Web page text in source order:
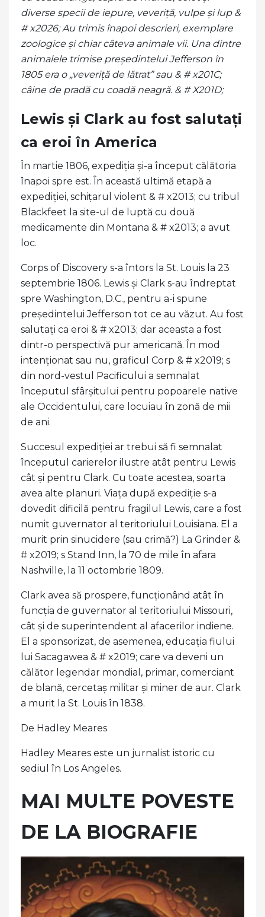
diverse specii de iepure, veveriță, vulpe și lup &
# x2026; Au trimis înapoi descrieri, exemplare
zoologice și chiar câteva animale vii. Una dintre
animalele trimise președintelui Jefferson în
1805 era o „veveriță de lătrat” sau & # x201C;
câine de pradă cu coadă neagră. & # X201D;
Lewis și Clark au fost salutați
ca eroi în America
În martie 1806, expediția și-a început călătoria
înapoi spre est. În această ultimă etapă a
expediției, schițarul violent & # x2013; cu tribul
Blackfeet la site-ul de luptă cu două
medicamente din Montana & # x2013; a avut
loc.
Corps of Discovery s-a întors la St. Louis la 23
septembrie 1806. Lewis și Clark s-au îndreptat
spre Washington, D.C., pentru a-i spune
președintelui Jefferson tot ce au văzut. Au fost
salutați ca eroi & # x2013; dar aceasta a fost
dintr-o perspectivă pur americană. În mod
intenționat sau nu, graficul Corp & # x2019; s
din nord-vestul Pacificului a semnalat
începutul sfârșitului pentru popoarele native
ale Occidentului, care locuiau în zonă de mii
de ani.
Succesul expediției ar trebui să fi semnalat
începutul carierelor ilustre atât pentru Lewis
cât și pentru Clark. Cu toate acestea, soarta
avea alte planuri. Viața după expediție s-a
dovedit dificilă pentru fragilul Lewis, care a fost
numit guvernator al teritoriului Louisiana. El a
murit prin sinucidere (sau crimă?) La Grinder &
# x2019; s Stand Inn, la 70 de mile în afara
Nashville, la 11 octombrie 1809.
Clark avea să prospere, funcționând atât în ​​
funcția de guvernator al teritoriului Missouri,
cât și de superintendent al afacerilor indiene.
El a sponsorizat, de asemenea, educația fiului
lui Sacagawea & # x2019; care va deveni un
călător legendar mondial, primar, comerciant
de blană, cercetaș militar și miner de aur. Clark
a murit la St. Louis în 1838.
De Hadley Meares
Hadley Meares este un jurnalist istoric cu
sediul în Los Angeles.
MAI MULTE POVESTE
DE LA BIOGRAFIE